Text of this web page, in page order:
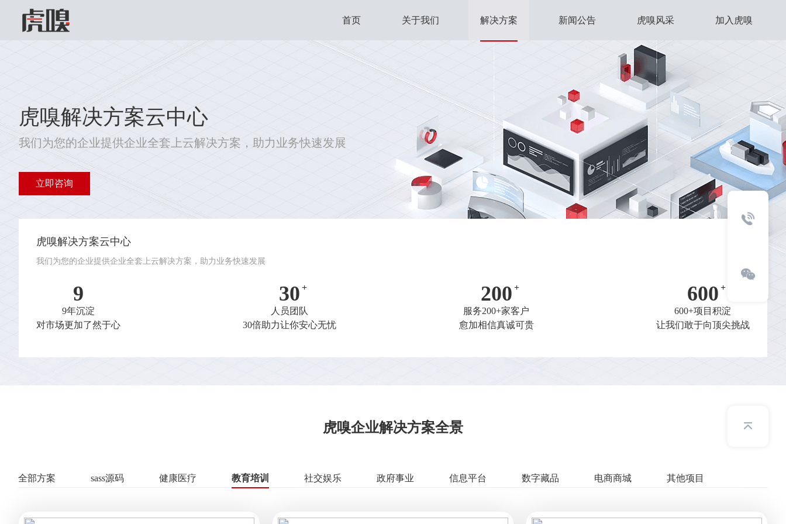
首页 关于我们 解决方案 新闻公告 虎嗅风采 加入虎嗅
虎嗅解决方案云中心
我们为您的企业提供企业全套上云解决方案，助力业务快速发展
立即咨询
虎嗅解决方案云中心
我们为您的企业提供企业全套上云解决方案，助力业务快速发展
9
9年沉淀
对市场更加了然于心
30
人员团队
30倍助力让你安心无忧
200
服务200+家客户
愈加相信真诚可贵
600
600+项目积淀
让我们敢于向顶尖挑战
虎嗅企业解决方案全景
全部方案 sass源码 健康医疗 教育培训 社交娱乐 政府事业 信息平台 数字藏品 电商商城 其他项目